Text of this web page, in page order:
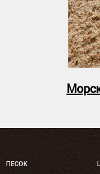
ПЕСОК